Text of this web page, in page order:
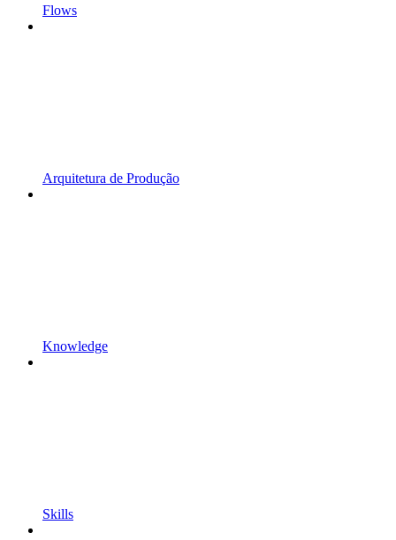
Flows
Arquitetura de Produção
Knowledge
Skills